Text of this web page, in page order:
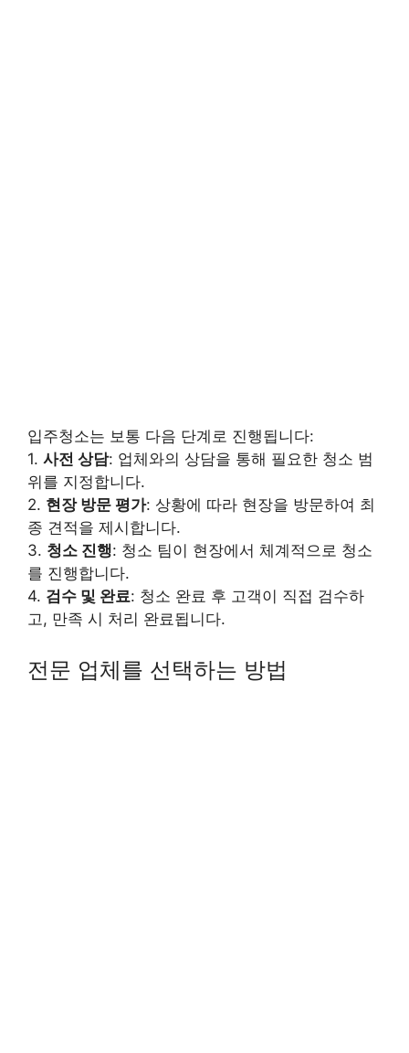
입주청소는 보통 다음 단계로 진행됩니다:
1. 사전 상담: 업체와의 상담을 통해 필요한 청소 범
위를 지정합니다.
2. 현장 방문 평가: 상황에 따라 현장을 방문하여 최
종 견적을 제시합니다.
3. 청소 진행: 청소 팀이 현장에서 체계적으로 청소
를 진행합니다.
4. 검수 및 완료: 청소 완료 후 고객이 직접 검수하
고, 만족 시 처리 완료됩니다.
전문 업체를 선택하는 방법